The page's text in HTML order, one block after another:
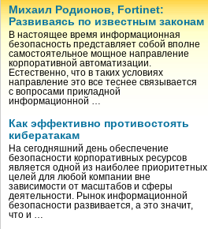
Михаил Родионов, Fortinet:
Развиваясь по известным законам
В настоящее время информационная
безопасность представляет собой вполне
самостоятельное мощное направление
корпоративной автоматизации.
Естественно, что в таких условиях
направление это все теснее связывается
с вопросами прикладной
информационной …
Как эффективно противостоять
кибератакам
На сегодняшний день обеспечение
безопасности корпоративных ресурсов
является одной из наиболее приоритетных
целей для любой компании вне
зависимости от масштабов и сферы
деятельности. Рынок информационной
безопасности развивается, а это значит,
что и …